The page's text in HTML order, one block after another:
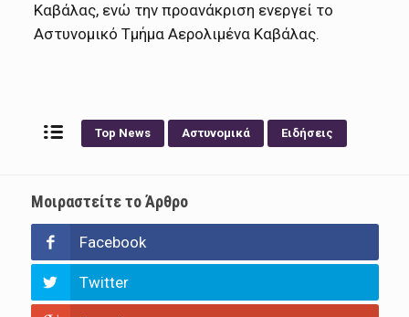
Καβάλας, ενώ την προανάκριση ενεργεί το
Αστυνομικό Τμήμα Αερολιμένα Καβάλας.
Top News Αστυνομικά Ειδήσεις
Μοιραστείτε το Άρθρο
Facebook
Twitter